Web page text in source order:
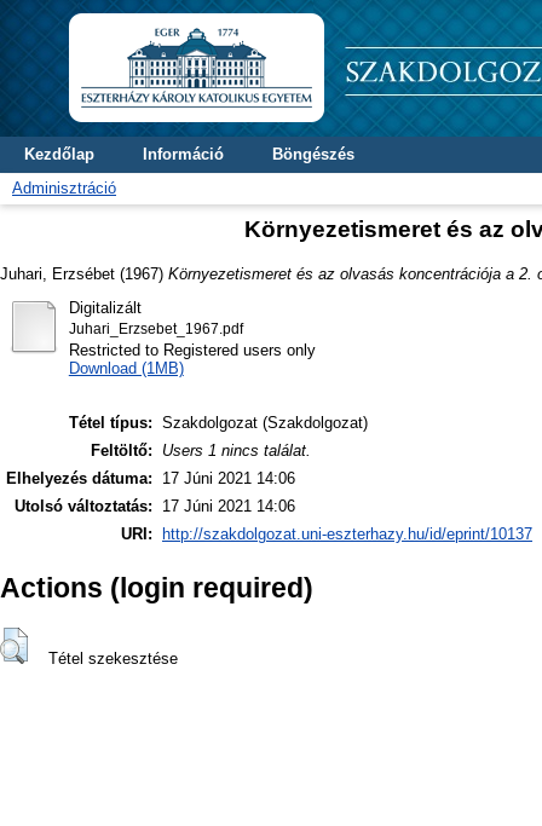
Kezdőlap Információ
Böngészés
Adminisztráció
Környezetismeret és az
Juhari, Erzsébet (1967) Környezetismeret és az olvasás koncentrációja a 2.
Digitalizált
Juhari_Erzsebet_1967.pdf
Restricted to Registered users only
Download (1MB)
Tétel típus: Szakdolgozat (Szakdolgozat)
Feltöltő:
Users 1 nincs találat.
Elhelyezés dátuma:
17 Júni 2021 14:06
Utolsó változtatás:
17 Júni 2021 14:06
URI:
http://szakdolgozat.uni-eszterhazy.hu/id/eprint/10137
Actions (login required)
Tétel szekesztése